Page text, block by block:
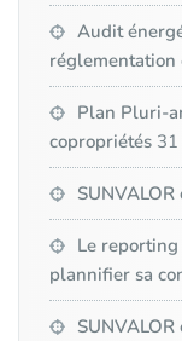
Audit
réglementation
Plan Pluri-
copropriétés
Le
plannifier sa